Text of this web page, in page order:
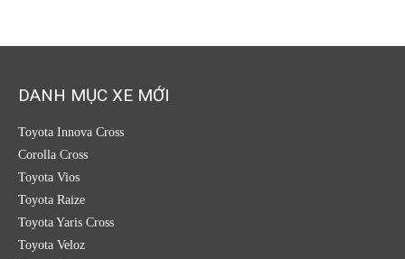
DANH MỤC XE MỚI
Toyota Innova Cross
Corolla Cross
Toyota Vios
Toyota Raize
Toyota Yaris Cross
Toyota Veloz